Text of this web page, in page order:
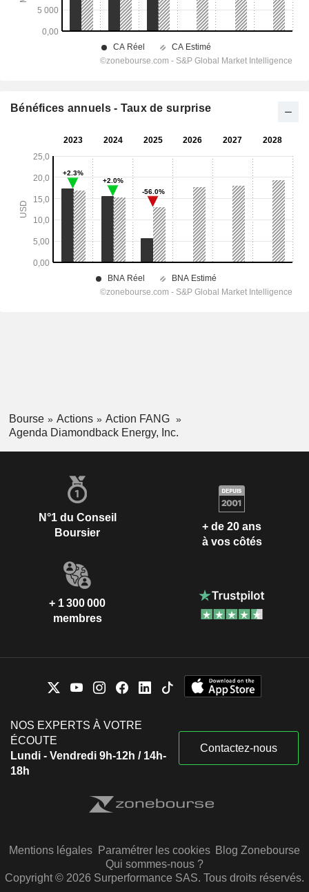
Bénéfices annuels - Taux de surprise
Bourse Actions
Action FANG
Agenda Diamondback Energy, Inc.
N°1 du Conseil
Boursier
+ de 20 ans
à vos côtés
+ 1 300 000
membres
NOS EXPERTS À VOTRE
ÉCOUTE
Lundi - Vendredi 9h-12h / 14h-
18h
Contactez-nous
Mentions légales Paramétrer les cookies Blog Zonebourse
Qui sommes-nous ?
Copyright © 2026 Surperformance SAS. Tous droits réservés.